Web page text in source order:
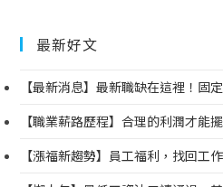
最新好文
【最新消息】最新職缺在這裡！固
【職業薪路歷程】合理的利潤才能
【漲福新趨勢】員工福利，找回工